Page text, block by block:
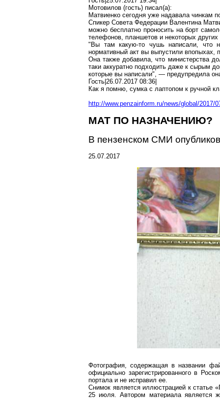
Мотовилов (гость) писал(a):
Матвиенко сегодня уже надавала чинкам
Спикер Совета Федерации Валентина
можно бесплатно проносить на борт
телефонов, планшетов и некоторых
"Вы там какую-то чушь написали, что
нормативный акт вы выпустили впопыхах,
Она также добавила, что министерства
таки аккуратно подходить даже к сырым
которые вы написали", — предупредила
Гость|26.07.2017 08:36|
Как я помню, сумка с лаптопом к ручной
http://www.penzainform.ru/news/global/
МАТ ПО НАЗНАЧЕНИЮ?
В пензенском СМИ
25.07.2017
Фотография, содержащая в названии
официально зарегистрированного в
портала и не исправил ее.
Снимок является иллюстрацией к статье
25 июля. Автором материала является